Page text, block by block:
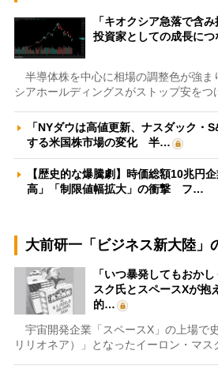
「キオクシア急落で含
投資家としての成長に
半導体株を中心に相場の調整色が強ま
シアホールディングスがストップ安を
「NYダウは高値更新、ナスダック・
する米国株市場の変化 半…
【歴史的な爆騰劇】時価総額10兆円
高」「制限値幅拡大」の衝撃 フ…
大前研一「ビジネス新大陸」
「いつ暴発してもおか
スク氏とスペースXが抱
的…
宇宙開発企業「スペースX」の上場で
リリオネア）」となったイーロン・マ